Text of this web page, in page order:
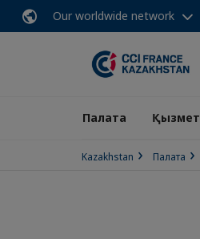
Our worldwide network
Палата Қызмет
Kazakhstan Палата